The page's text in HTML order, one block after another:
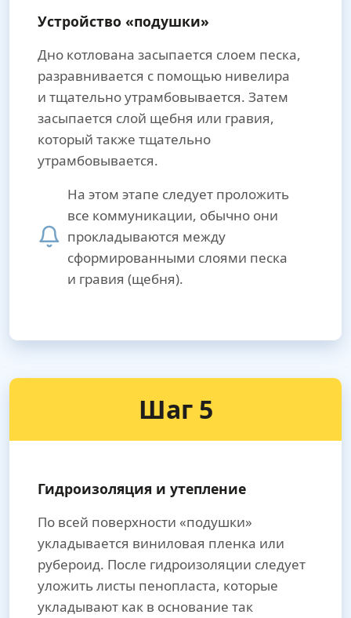
Устройство «подушки»
Дно котлована засыпается слоем песка,
разравнивается с помощью нивелира
и тщательно утрамбовывается. Затем
засыпается слой щебня или гравия,
который также тщательно
утрамбовывается.
На этом этапе следует проложить
все коммуникации, обычно они
прокладываются между
сформированными слоями песка
и гравия (щебня).
Шаг 5
Гидроизоляция и утепление
По всей поверхности «подушки»
укладывается виниловая пленка или
рубероид. После гидроизоляции следует
уложить листы пенопласта, которые
укладывают как в основание так